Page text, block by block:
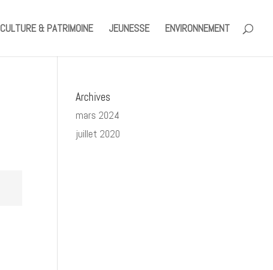
CULTURE & PATRIMOINE JEUNESSE ENVIRONNEMENT
Archives
mars 2024
juillet 2020